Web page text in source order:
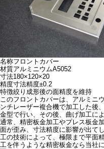
名称フロントカバー
材質アルミニウムA5052
寸法180×120×20
精度寸法精度±0.2
特徴絞り成形後の面精度を維持
このフロントカバーは、アルミニ
ンチレーザー複合機で加工した後
金型で行い、その後、曲げ加工に
通常、精密板金加工やプレス板金
面が歪み、寸法精度に影響が出て
工の技術によって、極限まで平面
工を伴うような精密板金なら当社